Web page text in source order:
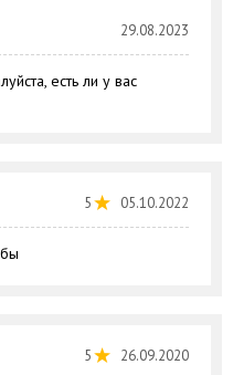
29.08.2023
есть ли у вас
5 05.10.2022
5 26.09.2020